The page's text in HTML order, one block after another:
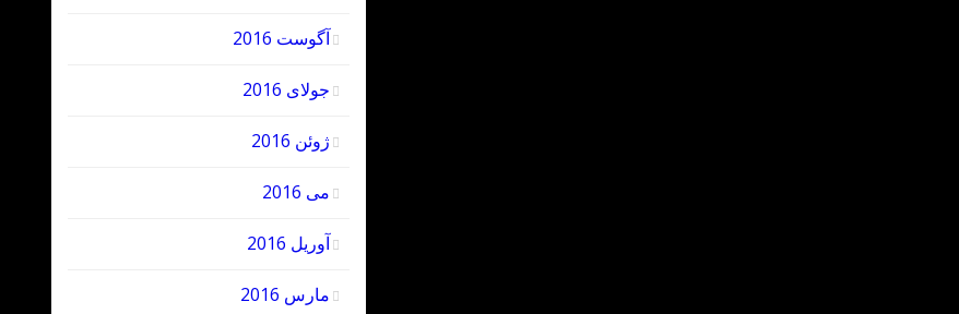
آگوست 2016
جولای 2016
ژوئن 2016
می 2016
آوریل 2016
مارس 2016